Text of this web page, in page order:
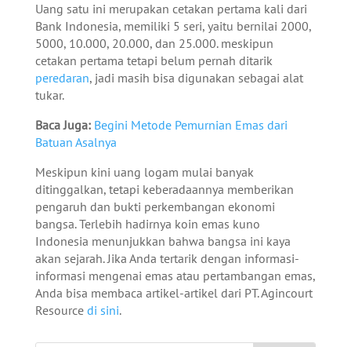
Uang satu ini merupakan cetakan pertama kali dari
Bank Indonesia, memiliki 5 seri, yaitu bernilai 2000,
5000, 10.000, 20.000, dan 25.000. meskipun
cetakan pertama tetapi belum pernah ditarik
peredaran, jadi masih bisa digunakan sebagai alat
tukar.
Baca Juga: Begini Metode Pemurnian Emas dari
Batuan Asalnya
Meskipun kini uang logam mulai banyak
ditinggalkan, tetapi keberadaannya memberikan
pengaruh dan bukti perkembangan ekonomi
bangsa. Terlebih hadirnya koin emas kuno
Indonesia menunjukkan bahwa bangsa ini kaya
akan sejarah.Jika Anda tertarik dengan informasi-
informasi mengenai emas atau pertambangan emas,
Anda bisa membaca artikel-artikel dari PT. Agincourt
Resource di sini.